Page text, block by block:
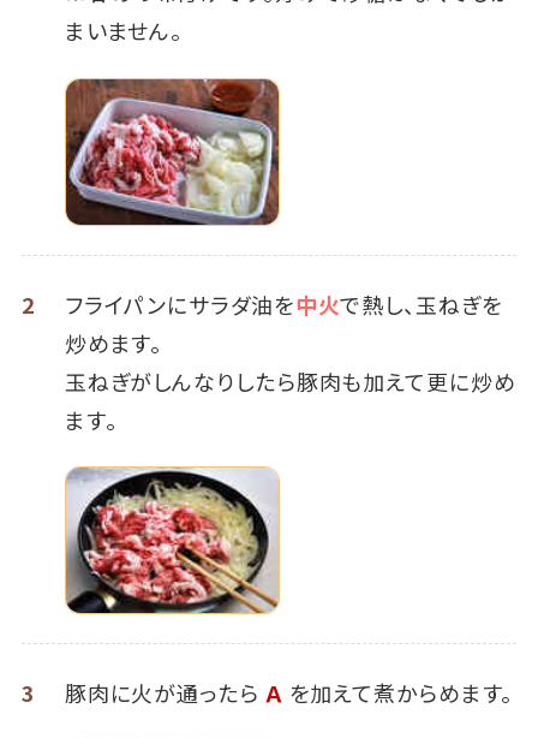
まいません。
2 フライパンにサラダ油を中火で熱し、玉ねぎを
炒めます。
玉ねぎがしんなりしたら豚肉も加えて更に炒め
ます。
3 豚肉に火が通ったら Ａ を加えて煮からめます。